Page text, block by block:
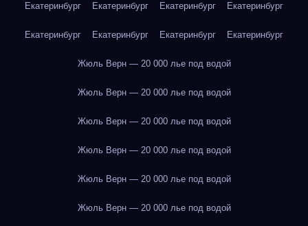
Екатеринбург Екатеринбург Екатеринбург Екатеринбург
Екатеринбург Екатеринбург Екатеринбург Екатеринбург
Жюль Верн — 20 000 лье под водой
Жюль Верн — 20 000 лье под водой
Жюль Верн — 20 000 лье под водой
Жюль Верн — 20 000 лье под водой
Жюль Верн — 20 000 лье под водой
Жюль Верн — 20 000 лье под водой